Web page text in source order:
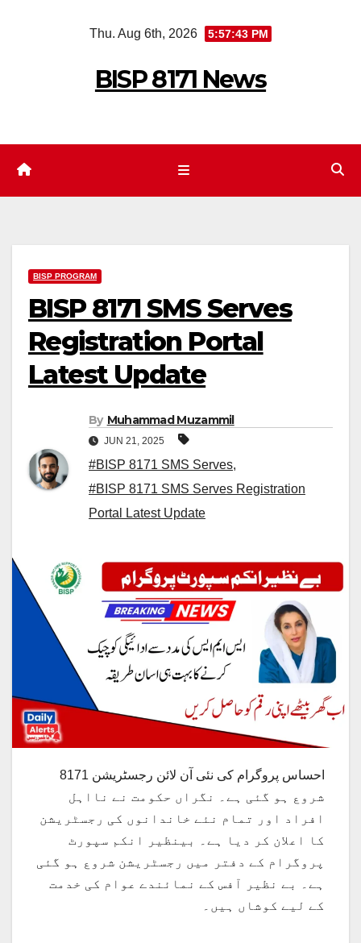
Thu. Aug 6th, 2026 5:57:44 PM
BISP 8171 News
BISP PROGRAM
BISP 8171 SMS Serves
Registration Portal
Latest Update
By Muhammad Muzammil
JUN 21, 2025
#BISP 8171 SMS Serves,
#BISP 8171 SMS Serves Registration
Portal Latest Update
احساس پروگرام کی نئی آن لائن رجسٹریشن 8171
شروع ہو گئی ہے۔ نگراں حکومت نے نااہل
افراد اور تمام نئے خاندانوں کی رجسٹریشن
کا اعلان کر دیا ہے۔ بینظیر انکم سپورٹ
پروگرام کے دفتر میں رجسٹریشن شروع ہو گئی
ہے۔ بے نظیر آفس کے نمائندے عوام کی خدمت
کے لیے کوشاں ہیں۔